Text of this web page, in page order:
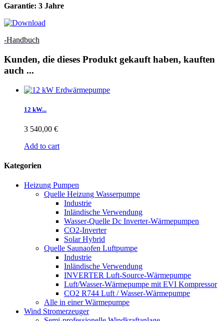
Garantie: 3 Jahre
-Handbuch
Kunden, die dieses Produkt gekauft haben, kauften
auch ...
12 kW...
3 540,00 €
Add to cart
Kategorien
Heizung Pumpen
Quelle Heizung Wasserpumpe
Industrie
Inländische Verwendung
Wasser-Quelle Dc Inverter-Wärmepumpen
CO2-Inverter
Solar Hybrid
Quelle Saunaofen Luftpumpe
Industrie
Inländische Verwendung
INVERTER Luft-Source-Wärmepumpe
Luft/Wasser-Wärmepumpe mit EVI Kompressor
CO2 R744 Luft / Wasser-Wärmepumpe
Alle in einer Wärmepumpe
Wind Stromerzeuger